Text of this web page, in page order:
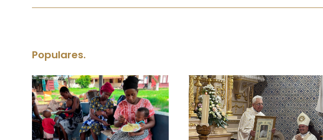
Populares.